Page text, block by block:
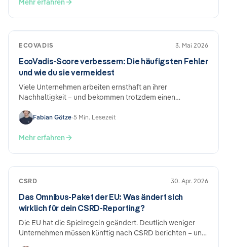
bleibt, und warum der Aufwand trotzdem beträchtlich
Mehr erfahren
ECOVADIS 3. Mai 2026
EcoVadis-Score verbessern: Die häufigsten Fehler
und wie du sie vermeidest
Viele Unternehmen arbeiten ernsthaft an ihrer
Nachhaltigkeit – und bekommen trotzdem einen
nicht mangelnde Leistung, sondern wie die Einreichung
aufgebaut ist. Hier sind die häufigsten Fehler und was du
konkret dagegen tun kannst.
Fabian Götze•5 Min. Lesezeit
Mehr erfahren
CSRD 30. Apr. 2026
Das Omnibus-Paket der EU: Was ändert sich
wirklich für dein CSRD-Reporting?
Die EU hat die Spielregeln geändert. Deutlich weniger
Unternehmen müssen künftig nach CSRD berichten – und